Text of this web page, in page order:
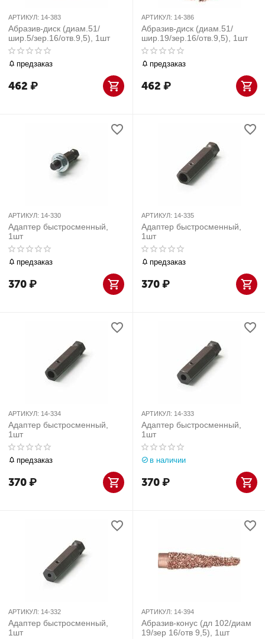
АРТИКУЛ: 14-383
Абразив-диск (диам.51/
шир.5/зер.16/отв.9,5), 1шт
предзаказ
462 ₽
АРТИКУЛ: 14-386
Абразив-диск (диам.51/
шир.19/зер.16/отв.9,5), 1шт
предзаказ
462 ₽
АРТИКУЛ: 14-330
Адаптер быстросменный,
1шт
предзаказ
370₽
АРТИКУЛ: 14-335
Адаптер быстросменный,
1шт
предзаказ
370₽
АРТИКУЛ: 14-334
Адаптер быстросменный,
1шт
предзаказ
370₽
АРТИКУЛ: 14-333
Адаптер быстросменный,
1шт
в наличии
370₽
АРТИКУЛ: 14-332
Адаптер быстросменный,
1шт
АРТИКУЛ: 14-394
Абразив-конус (дл 102/диам
19/зер 16/отв 9,5), 1шт